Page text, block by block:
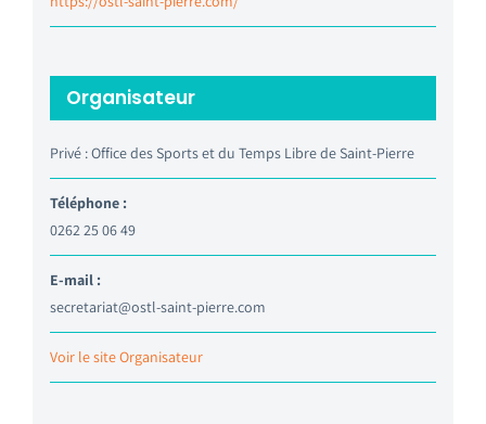
Organisateur
Privé : Office des Sports et du Temps Libre de Saint-Pierre
Téléphone :
0262 25 06 49
E-mail :
secretariat@ostl-saint-pierre.com
Voir le site Organisateur